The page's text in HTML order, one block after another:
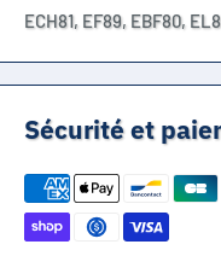
ECH81, EF89, EBF80,
Sécurité et